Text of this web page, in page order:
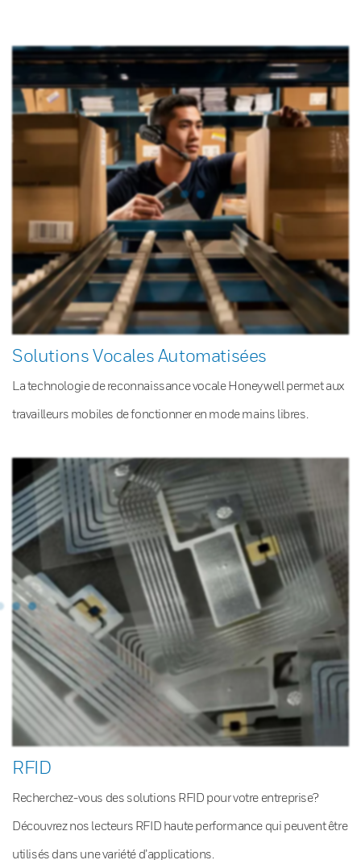
Solutions Vocales Automatisées
La technologie de reconnaissance vocale Honeywell permet aux
travailleurs mobiles de fonctionner en mode mains libres.
RFID
Recherchez-vous des solutions RFID pour votre entreprise?
Découvrez nos lecteurs RFID haute performance qui peuvent être
utilisés dans une variété d’applications.